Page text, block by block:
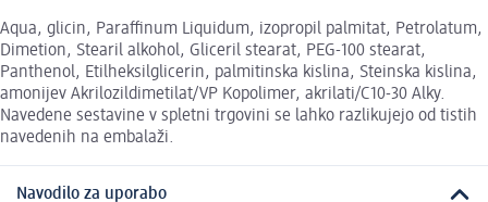
Aqua, glicin, Paraffinum Liquidum, izopropil palmitat, Petrolatum,
Dimetion, Stearil alkohol, Gliceril stearat, PEG-100 stearat,
Panthenol, Etilheksilglicerin, palmitinska kislina, Steinska kislina,
amonijev Akrilozildimetilat/VP Kopolimer, akrilati/C10-30 Alky.
Navedene sestavine v spletni trgovini se lahko razlikujejo od tistih
navedenih na embalaži.
Navodilo za uporabo